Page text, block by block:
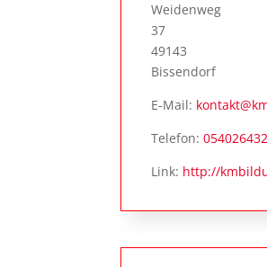
Weidenweg
37
49143
Bissendorf
E-Mail:
Telefon:
Link: http://